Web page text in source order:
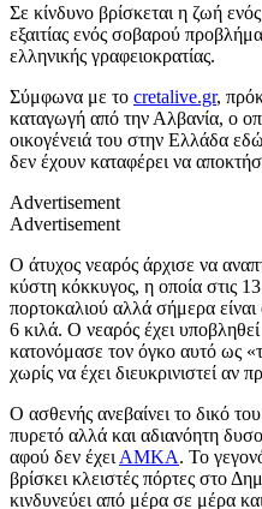
Σε κίνδυνο βρίσκεται η ζωή
εξαιτίας ενός σοβαρού
ελληνικής γραφειοκρατίας.
Σύμφωνα με το cretalive.gr,
καταγωγή από την Αλβανία, ο
οικογένειά του στην Ελλάδα
δεν έχουν καταφέρει να
Advertisement
Advertisement
Ο άτυχος νεαρός άρχισε να
κύστη κόκκυγος, η οποία στις
πορτοκαλιού αλλά σήμερα είναι
6 κιλά. Ο νεαρός έχει
κατονόμασε τον όγκο αυτό ως
χωρίς να έχει διευκρινιστεί αν
Ο ασθενής ανεβαίνει το δικό
πυρετό αλλά και αδιανόητη
αφού δεν έχει ΑΜΚΑ. Το
βρίσκει κλειστές πόρτες στο
κινδυνεύει από μέρα σε μέρα